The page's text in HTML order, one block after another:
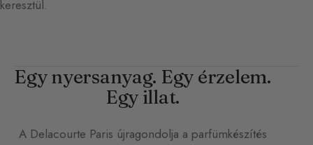
keresztül.
Egy nyersanyag. Egy érzelem.
Egy illat.
A Delacourte Paris újragondolja a parfümkészítés